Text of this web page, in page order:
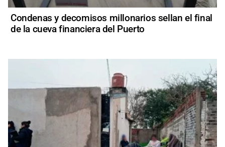
Condenas y decomisos millonarios sellan el final
de la cueva financiera del Puerto